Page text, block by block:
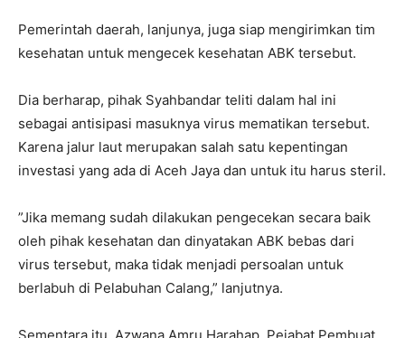
Pemerintah daerah, lanjunya, juga siap mengirimkan tim
kesehatan untuk mengecek kesehatan ABK tersebut.
Dia berharap, pihak Syahbandar teliti dalam hal ini
sebagai antisipasi masuknya virus mematikan tersebut.
Karena jalur laut merupakan salah satu kepentingan
investasi yang ada di Aceh Jaya dan untuk itu harus steril.
”Jika memang sudah dilakukan pengecekan secara baik
oleh pihak kesehatan dan dinyatakan ABK bebas dari
virus tersebut, maka tidak menjadi persoalan untuk
berlabuh di Pelabuhan Calang,” lanjutnya.
Sementara itu, Azwana Amru Harahap, Pejabat Pembuat